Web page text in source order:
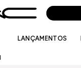
LANÇAMENTOS